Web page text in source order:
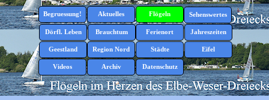
Direkt zum Seiteninhalt
Menü überspringen
Begruessung! Aktuelles ▼
Flögeln ▼
Sehenswertes ▼
Dörfl. Leben ▼
Brauchtum ▼
Ferienort ▼
Jahreszeiten
Geestland ▼
Region Nord ▼
Städte ▼
Eifel ▼
Videos Archiv ▼
Datenschutz